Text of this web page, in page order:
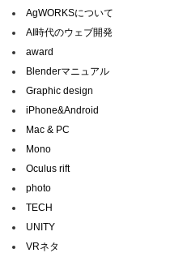
AgWORKSについて
AI時代のウェブ開発
award
Blenderマニュアル
Graphic design
iPhone&Android
Mac & PC
Mono
Oculus rift
photo
TECH
UNITY
VRネタ